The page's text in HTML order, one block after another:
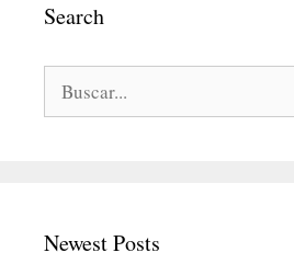
Search
Newest Posts